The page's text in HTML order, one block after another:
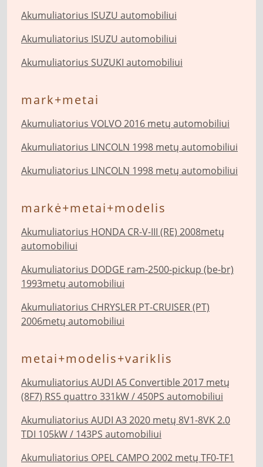
Akumuliatorius ISUZU automobiliui
Akumuliatorius ISUZU automobiliui
Akumuliatorius SUZUKI automobiliui
mark+metai
Akumuliatorius VOLVO 2016 metų automobiliui
Akumuliatorius LINCOLN 1998 metų automobiliui
Akumuliatorius LINCOLN 1998 metų automobiliui
markė+metai+modelis
Akumuliatorius HONDA CR-V-III (RE) 2008metų
automobiliui
Akumuliatorius DODGE ram-2500-pickup (be-br)
1993metų automobiliui
Akumuliatorius CHRYSLER PT-CRUISER (PT)
2006metų automobiliui
metai+modelis+variklis
Akumuliatorius AUDI A5 Convertible 2017 metų
(8F7) RS5 quattro 331kW / 450PS automobiliui
Akumuliatorius AUDI A3 2020 metų 8V1-8VK 2.0
TDI 105kW / 143PS automobiliui
Akumuliatorius OPEL CAMPO 2002 metų TF0-TF1